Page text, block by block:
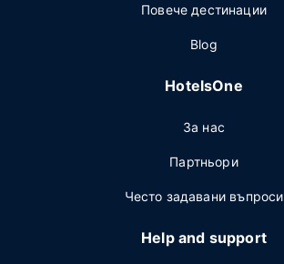
Повече дестинации
Blog
HotelsOne
За нас
Партньори
Често задавани въпроси
Help and support